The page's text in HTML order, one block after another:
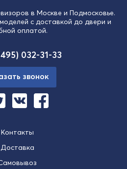
в Москве и Подмосковье.
с доставкой до двери и
оплатой.
Контакты
Доставка
032-31-33
звонок